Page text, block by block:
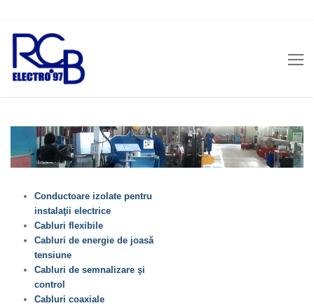
Sari
conținut
Conductoare izolate pentru
instalaţii electrice
Cabluri flexibile
Cabluri de energie de joasă
tensiune
Cabluri de semnalizare şi
control
Cabluri coaxiale